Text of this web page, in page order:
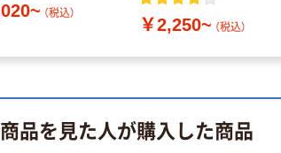
（税込）
￥2,250~ （税込）
品を見た人が購入した商品